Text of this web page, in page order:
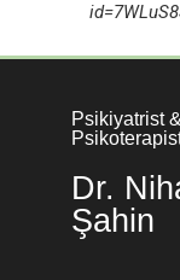
Psikiyatrist &
Dr.
Şahin